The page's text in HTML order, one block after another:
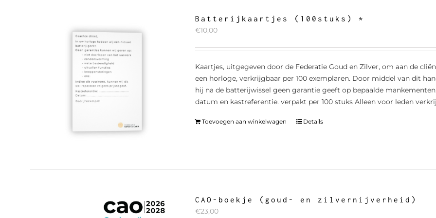
Batterijkaartjes (100stuks) *
€10,00
Kaartjes, uitgegeven door de Federatie Goud en Zilver, om aan de
een horloge, verkrijgbaar per 100 exemplaren. Door middel van dit
hij na de batterijwissel geen garantie geeft op bepaalde
datum en kastreferentie. verpakt per 100 stuks Alleen voor leden
Toevoegen aan winkelwagen Details
CAO-boekje (goud- en zilvernijverheid)
€23,00